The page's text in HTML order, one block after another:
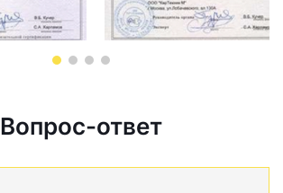
Вопрос-ответ